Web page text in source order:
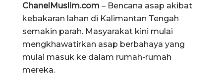
ChanelMuslim.com – Bencana asap akibat
kebakaran lahan di Kalimantan Tengah
semakin parah. Masyarakat kini mulai
mengkhawatirkan asap berbahaya yang
mulai masuk ke dalam rumah-rumah
mereka.